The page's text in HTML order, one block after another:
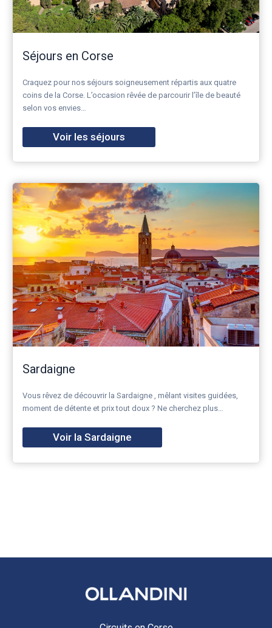
Séjours en Corse
Craquez pour nos séjours soigneusement répartis aux quatre
coins de la Corse. L’occasion rêvée de parcourir l’île de beauté
selon vos envies…
Voir les séjours
Sardaigne
Vous rêvez de découvrir la Sardaigne , mêlant visites guidées,
moment de détente et prix tout doux ? Ne cherchez plus…
Voir la Sardaigne